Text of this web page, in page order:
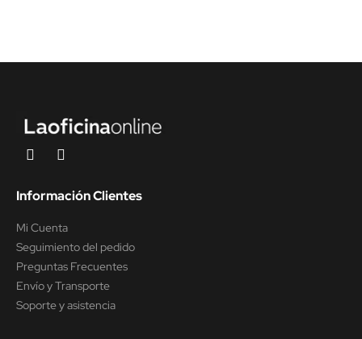
Información Clientes
Mi Cuenta
Seguimiento del pedido
Preguntas Frecuentes
Envío y Transporte
Soporte y asistencia